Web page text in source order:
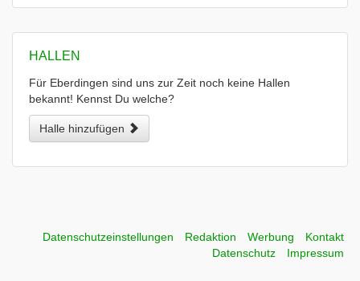
HALLEN
Für Eberdingen sind uns zur Zeit noch keine Hallen
bekannt! Kennst Du welche?
Halle hinzufügen
Datenschutzeinstellungen Redaktion Werbung
Kontakt
Datenschutz
Impressum